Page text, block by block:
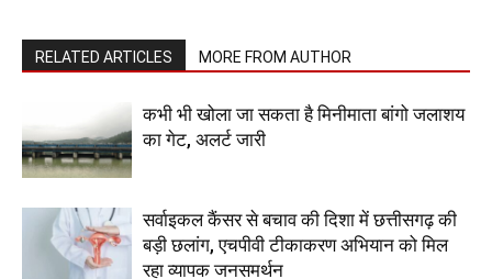
RELATED ARTICLES MORE FROM AUTHOR
कभी भी खोला जा सकता है मिनीमाता बांगो जलाशय
का गेट, अलर्ट जारी
सर्वाइकल कैंसर से बचाव की दिशा में छत्तीसगढ़ की
बड़ी छलांग, एचपीवी टीकाकरण अभियान को मिल
रहा व्यापक जनसमर्थन